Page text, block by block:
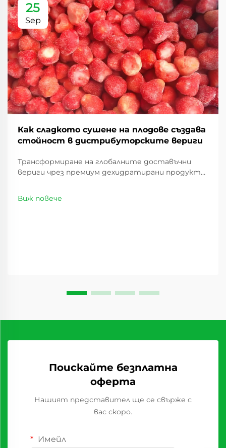
25
Sep
Как сладкото сушене на плодове създава
стойност в дистрибуторските вериги
Трансформиране на глобалните доставъчни
вериги чрез премиум дехидратирани продукти.
стоки се е променил значително през
последните години, като сладките суши
Виж повече
Поискайте безплатна
оферта
Нашият представител ще се свърже с
вас скоро.
Имейл